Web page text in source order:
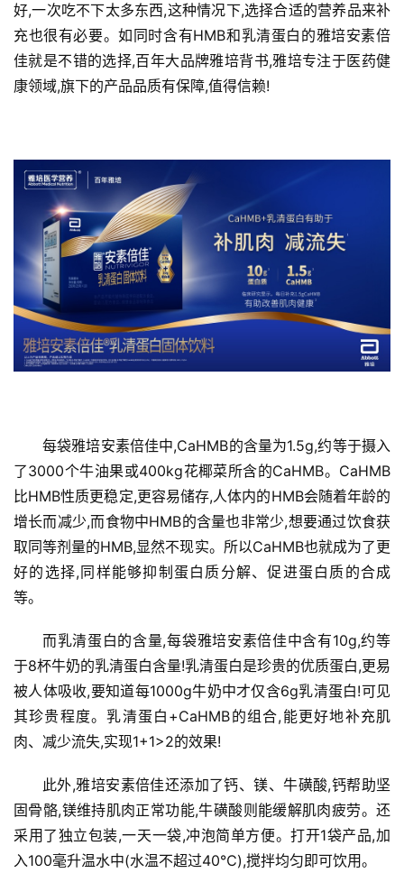
首
页
讯
消
费
活
财
经
教
育
汽
车
新
登录 注册
好,一次吃不下太多东西,这种情况下,选择合适的营养品来补
充也很有必要。如同时含有HMB和乳清蛋白的雅培安素倍
佳就是不错的选择,百年大品牌雅培背书,雅培专注于医药健
康领域,旗下的产品品质有保障,值得信赖!
每袋雅培安素倍佳中,CaHMB的含量为1.5g,约等于摄入
了3000个牛油果或400kg花椰菜所含的CaHMB。CaHMB
比HMB性质更稳定,更容易储存,人体内的HMB会随着年龄的
增长而减少,而食物中HMB的含量也非常少,想要通过饮食获
取同等剂量的HMB,显然不现实。所以CaHMB也就成为了更
好的选择,同样能够抑制蛋白质分解、促进蛋白质的合成
等。
而乳清蛋白的含量,每袋雅培安素倍佳中含有10g,约等
于8杯牛奶的乳清蛋白含量!乳清蛋白是珍贵的优质蛋白,更易
被人体吸收,要知道每1000g牛奶中才仅含6g乳清蛋白!可见
其珍贵程度。乳清蛋白+CaHMB的组合,能更好地补充肌
肉、减少流失,实现1+1>2的效果!
此外,雅培安素倍佳还添加了钙、镁、牛磺酸,钙帮助坚
固骨骼,镁维持肌肉正常功能,牛磺酸则能缓解肌肉疲劳。还
采用了独立包装,一天一袋,冲泡简单方便。打开1袋产品,加
入100毫升温水中(水温不超过40℃),搅拌均匀即可饮用。